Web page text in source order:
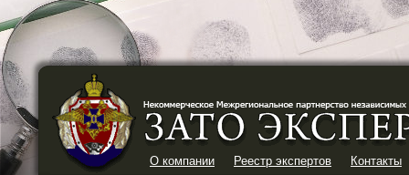
О компании Реестр экспертов Контакты